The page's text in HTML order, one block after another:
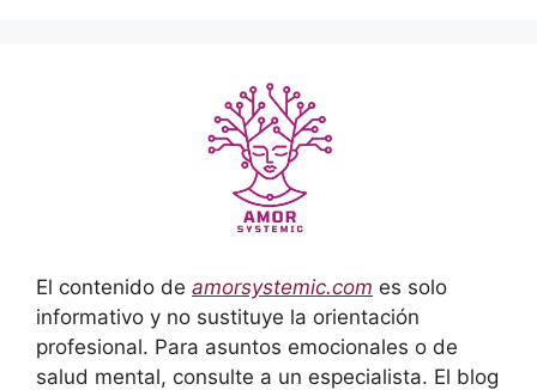
El contenido de amorsystemic.com es solo
informativo y no sustituye la orientación
profesional. Para asuntos emocionales o de
salud mental, consulte a un especialista. El blog